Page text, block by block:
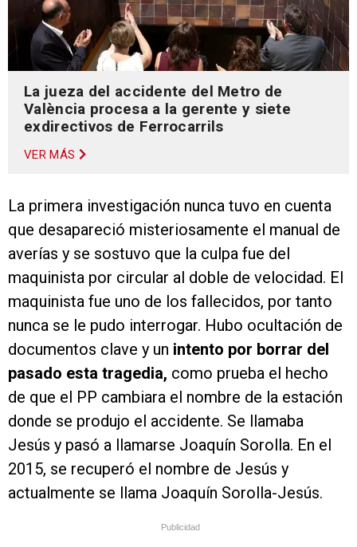
La jueza del accidente del Metro de
València procesa a la gerente y siete
exdirectivos de Ferrocarrils
VER MÁS
La primera investigación nunca tuvo en cuenta
que desapareció misteriosamente el manual de
averías y se sostuvo que la culpa fue del
maquinista por circular al doble de velocidad. El
maquinista fue uno de los fallecidos, por tanto
nunca se le pudo interrogar. Hubo ocultación de
documentos clave y un intento por borrar del
pasado esta tragedia, como prueba el hecho
de que el PP cambiara el nombre de la estación
donde se produjo el accidente. Se llamaba
Jesús y pasó a llamarse Joaquín Sorolla. En el
2015, se recuperó el nombre de Jesús y
actualmente se llama Joaquín Sorolla-Jesús.
Publicidad